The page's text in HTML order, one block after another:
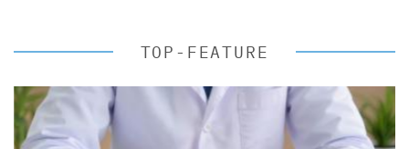
TOP-FEATURE